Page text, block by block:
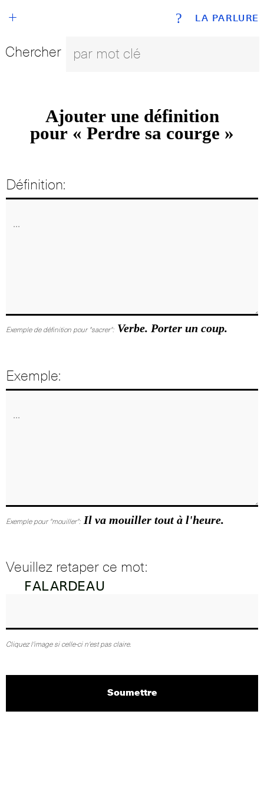
LA PARLURE
+ ?
Chercher
Ajouter une définition
pour « Perdre sa courge »
Définition:
Exemple de définition pour "sacrer": Verbe. Porter un coup.
Exemple:
Exemple pour "mouiller": Il va mouiller tout à l'heure.
Veuillez retaper ce mot:
Cliquez l'image si celle-ci n'est pas claire.
Soumettre